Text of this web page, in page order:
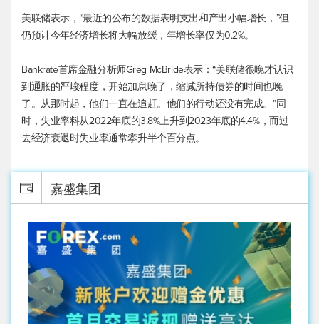
美联储表示，“最近的公布的数据表明支出和产出小幅增长，”但
仍预计今年经济增长将大幅放缓，年增长率仅为0.2%。
Bankrate首席金融分析师Greg McBride表示：“美联储很晚才认识
到通胀的严峻程度，开始加息晚了，缩减所持债券的时间也晚
了。从那时起，他们一直在追赶。他们的行动还没有完成。”同
时，失业率料从2022年底的3.8%上升到2023年底的4.4%，而过
去经济衰退时失业率通常攀升半个百分点。
嘉盛集团